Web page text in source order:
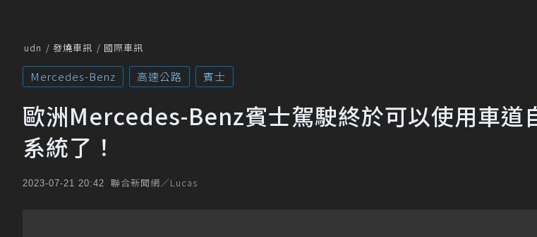
udn 發燒車訊 國際車訊
Mercedes-Benz 高速公路 賓士
歐洲Mercedes-Benz賓士駕駛終於可以使用車道
系統了！
2023-07-21 20:42 聯合新聞網／Lucas